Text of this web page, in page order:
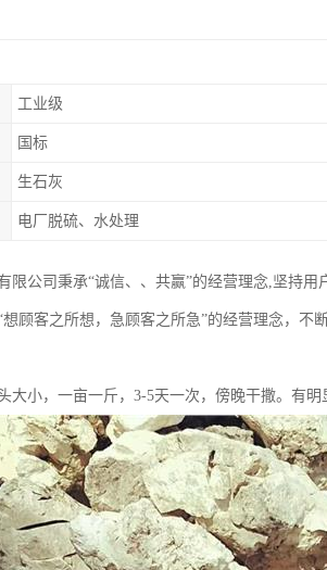
工业级
国标
生石灰
电厂脱硫、水处理
限公司秉承“诚信、、共赢”的经营理念,坚持
顾客之所想，急顾客之所急”的经营理念，不断
大小，一亩一斤，3-5天一次，傍晚干撒。有明